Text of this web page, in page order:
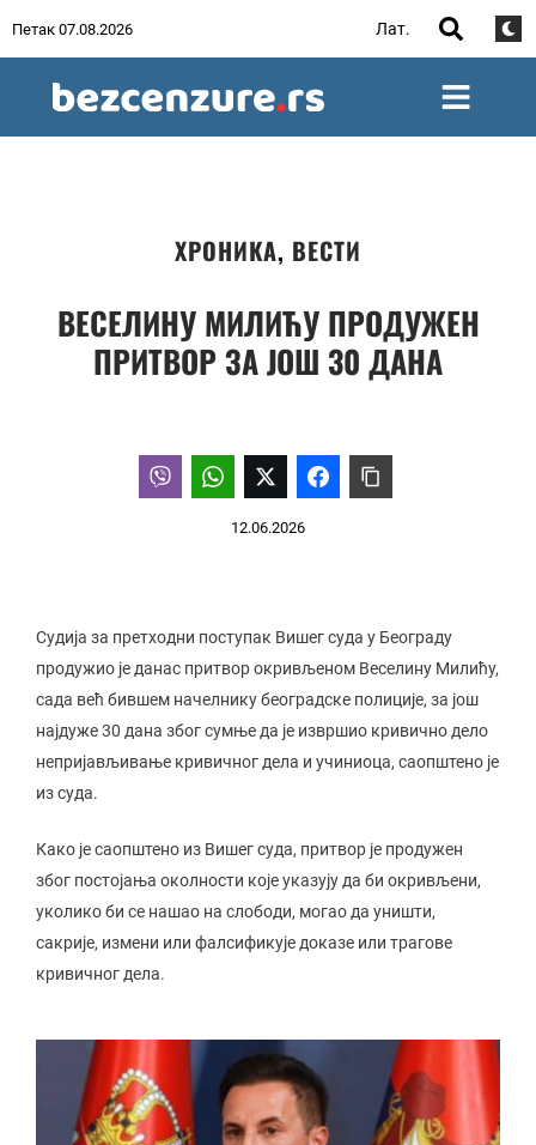
Петак 07.08.2026 Лат.
ХРОНИКА, ВЕСТИ
ВЕСЕЛИНУ МИЛИЋУ ПРОДУЖЕН
ПРИТВОР ЗА ЈОШ 30 ДАНА
12.06.2026
Судија за претходни поступак Вишег суда у Београду
продужио је данас притвор окривљеном Веселину Милићу,
сада већ бившем начелнику београдске полиције, за још
најдуже 30 дана због сумње да је извршио кривично дело
непријављивање кривичног дела и учиниоца, саопштено је
из суда.
Како је саопштено из Вишег суда, притвор је продужен
због постојања околности које указују да би окривљени,
уколико би се нашао на слободи, могао да уништи,
сакрије, измени или фалсификује доказе или трагове
кривичног дела.